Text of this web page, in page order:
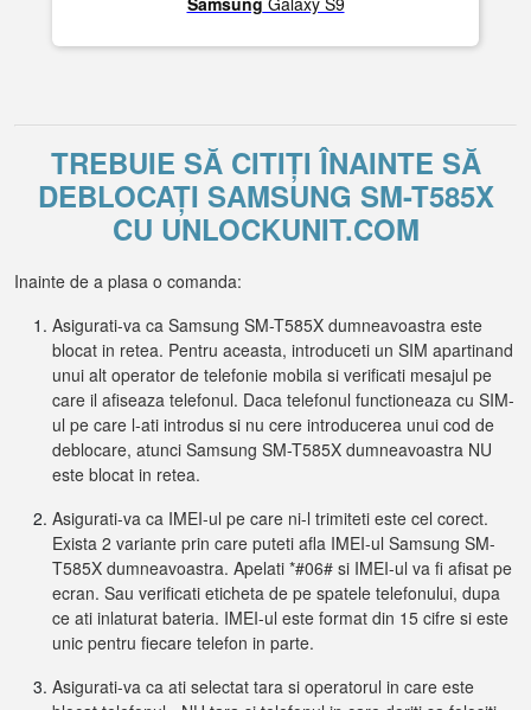
TREBUIE SĂ CITIȚI ÎNAINTE SĂ
DEBLOCAȚI SAMSUNG SM-T585X
CU UNLOCKUNIT.COM
Inainte de a plasa o comanda:
Asigurati-va ca Samsung SM-T585X dumneavoastra este
blocat in retea. Pentru aceasta, introduceti un SIM apartinand
unui alt operator de telefonie mobila si verificati mesajul pe
care il afiseaza telefonul. Daca telefonul functioneaza cu SIM-
ul pe care l-ati introdus si nu cere introducerea unui cod de
deblocare, atunci Samsung SM-T585X dumneavoastra NU
este blocat in retea.
Asigurati-va ca IMEI-ul pe care ni-l trimiteti este cel corect.
Exista 2 variante prin care puteti afla IMEI-ul Samsung SM-
T585X dumneavoastra. Apelati *#06# si IMEI-ul va fi afisat pe
ecran. Sau verificati eticheta de pe spatele telefonului, dupa
ce ati inlaturat bateria. IMEI-ul este format din 15 cifre si este
unic pentru fiecare telefon in parte.
Asigurati-va ca ati selectat tara si operatorul in care este